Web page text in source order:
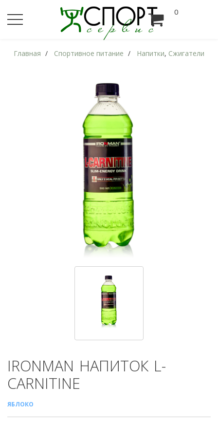
0
Главная Спортивное питание Напитки, Сжигатели
IRONMAN НАПИТОК L-
CARNITINE
ЯБЛОКО